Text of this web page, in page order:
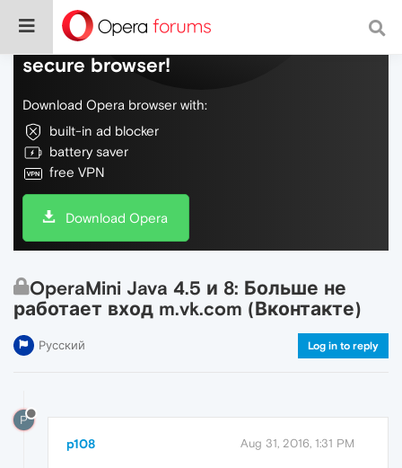
Do more on the web, with a fast and
secure browser!
Download Opera browser with:
built-in ad blocker
battery saver
free VPN
Download Opera
OperaMini Java 4.5 и 8: Больше не
работает вход m.vk.com (Вконтакте)
Русский Log in to reply
P
p108 Aug 31, 2016, 1:31 PM